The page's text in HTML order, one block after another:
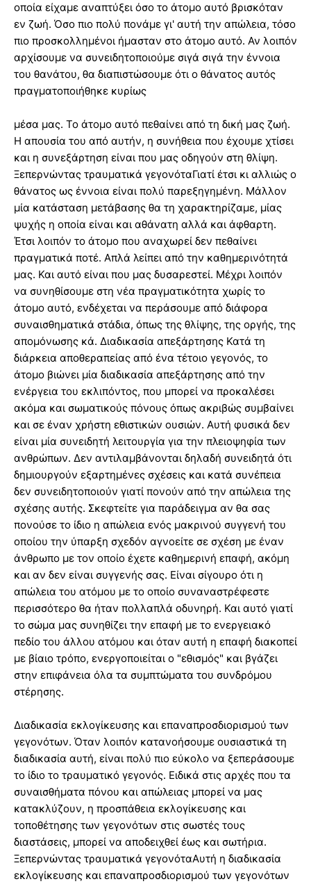
οποία είχαμε αναπτύξει όσο το άτομο αυτό βρισκόταν
εν ζωή. Όσο πιο πολύ πονάμε γι' αυτή την απώλεια, τόσο
πιο προσκολλημένοι ήμασταν στο άτομο αυτό. Αν λοιπόν
αρχίσουμε να συνειδητοποιούμε σιγά σιγά την έννοια
του θανάτου, θα διαπιστώσουμε ότι ο θάνατος αυτός
πραγματοποιήθηκε κυρίως
μέσα μας. Το άτομο αυτό πεθαίνει από τη δική μας ζωή.
Η απουσία του από αυτήν, η συνήθεια που έχουμε χτίσει
και η συνεξάρτηση είναι που μας οδηγούν στη θλίψη.
Ξεπερνώντας τραυματικά γεγονόταΓιατί έτσι κι αλλιώς ο
θάνατος ως έννοια είναι πολύ παρεξηγημένη. Μάλλον
μία κατάσταση μετάβασης θα τη χαρακτηρίζαμε, μίας
ψυχής η οποία είναι και αθάνατη αλλά και άφθαρτη.
Έτσι λοιπόν το άτομο που αναχωρεί δεν πεθαίνει
πραγματικά ποτέ. Απλά λείπει από την καθημερινότητά
μας. Και αυτό είναι που μας δυσαρεστεί. Μέχρι λοιπόν
να συνηθίσουμε στη νέα πραγματικότητα χωρίς το
άτομο αυτό, ενδέχεται να περάσουμε από διάφορα
συναισθηματικά στάδια, όπως της θλίψης, της οργής, της
απομόνωσης κά. Διαδικασία απεξάρτησης Κατά τη
διάρκεια αποθεραπείας από ένα τέτοιο γεγονός, το
άτομο βιώνει μία διαδικασία απεξάρτησης από την
ενέργεια του εκλιπόντος, που μπορεί να προκαλέσει
ακόμα και σωματικούς πόνους όπως ακριβώς συμβαίνει
και σε έναν χρήστη εθιστικών ουσιών. Αυτή φυσικά δεν
είναι μία συνειδητή λειτουργία για την πλειοψηφία των
ανθρώπων. Δεν αντιλαμβάνονται δηλαδή συνειδητά ότι
δημιουργούν εξαρτημένες σχέσεις και κατά συνέπεια
δεν συνειδητοποιούν γιατί πονούν από την απώλεια της
σχέσης αυτής. Σκεφτείτε για παράδειγμα αν θα σας
πονούσε το ίδιο η απώλεια ενός μακρινού συγγενή του
οποίου την ύπαρξη σχεδόν αγνοείτε σε σχέση με έναν
άνθρωπο με τον οποίο έχετε καθημερινή επαφή, ακόμη
και αν δεν είναι συγγενής σας. Είναι σίγουρο ότι η
απώλεια του ατόμου με το οποίο συναναστρέφεστε
περισσότερο θα ήταν πολλαπλά οδυνηρή. Και αυτό γιατί
το σώμα μας συνηθίζει την επαφή με το ενεργειακό
πεδίο του άλλου ατόμου και όταν αυτή η επαφή διακοπεί
με βίαιο τρόπο, ενεργοποιείται ο "εθισμός" και βγάζει
στην επιφάνεια όλα τα συμπτώματα του συνδρόμου
στέρησης.
Διαδικασία εκλογίκευσης και επαναπροσδιορισμού των
γεγονότων. Όταν λοιπόν κατανοήσουμε ουσιαστικά τη
διαδικασία αυτή, είναι πολύ πιο εύκολο να ξεπεράσουμε
το ίδιο το τραυματικό γεγονός. Ειδικά στις αρχές που τα
συναισθήματα πόνου και απώλειας μπορεί να μας
κατακλύζουν, η προσπάθεια εκλογίκευσης και
τοποθέτησης των γεγονότων στις σωστές τους
διαστάσεις, μπορεί να αποδειχθεί έως και σωτήρια.
Ξεπερνώντας τραυματικά γεγονόταΑυτή η διαδικασία
εκλογίκευσης και επαναπροσδιορισμού των γεγονότων